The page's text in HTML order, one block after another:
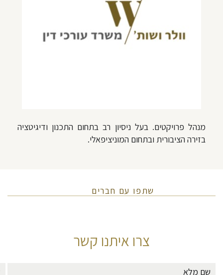
מנהל פרויקטים. בעל ניסיון רב בתחום התכנון ודיגיטציה
בזירה הציבורית ובתחום המוניציפאלי.
שתפו עם חברים
צרו איתנו קשר